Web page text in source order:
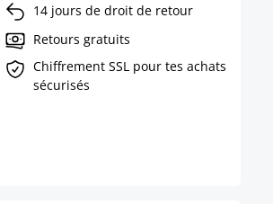
14 jours de droit de retour
Retours gratuits
Chiffrement SSL pour tes achats
sécurisés